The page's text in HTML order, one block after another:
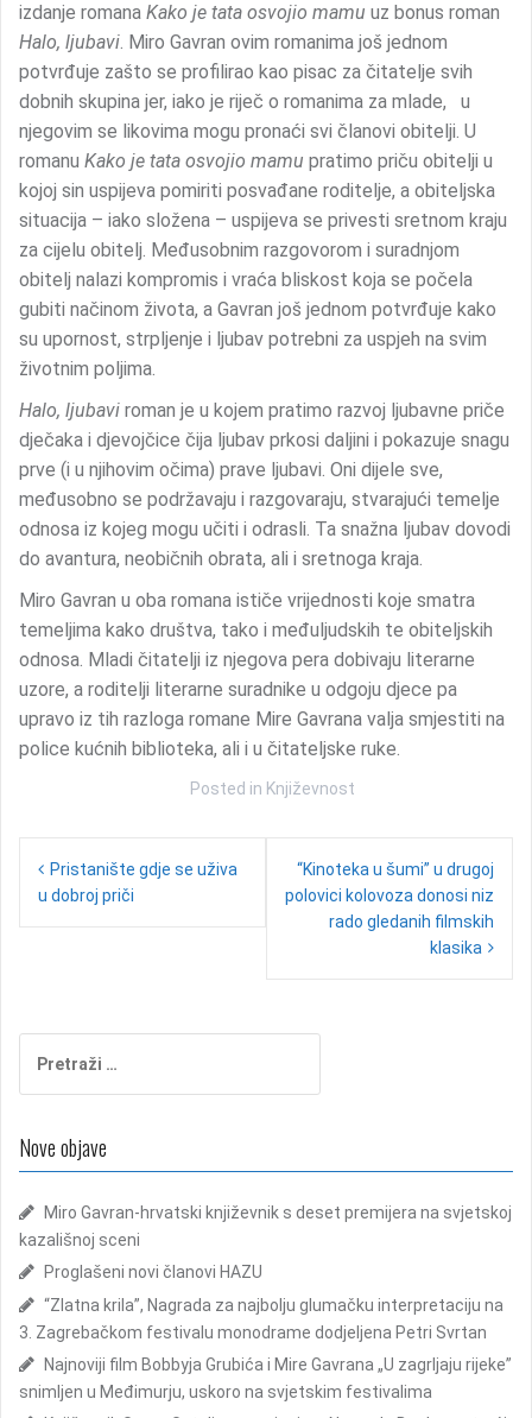
izdanje romana Kako je tata osvojio mamu uz bonus roman
Halo, ljubavi. Miro Gavran ovim romanima još jednom
potvrđuje zašto se profilirao kao pisac za čitatelje svih
dobnih skupina jer, iako je riječ o romanima za mlade, u
njegovim se likovima mogu pronaći svi članovi obitelji. U
romanu Kako je tata osvojio mamu pratimo priču obitelji u
kojoj sin uspijeva pomiriti posvađane roditelje, a obiteljska
situacija – iako složena – uspijeva se privesti sretnom kraju
za cijelu obitelj. Međusobnim razgovorom i suradnjom
obitelj nalazi kompromis i vraća bliskost koja se počela
gubiti načinom života, a Gavran još jednom potvrđuje kako
su upornost, strpljenje i ljubav potrebni za uspjeh na svim
životnim poljima.
Halo, ljubavi roman je u kojem pratimo razvoj ljubavne priče
dječaka i djevojčice čija ljubav prkosi daljini i pokazuje snagu
prve (i u njihovim očima) prave ljubavi. Oni dijele sve,
međusobno se podržavaju i razgovaraju, stvarajući temelje
odnosa iz kojeg mogu učiti i odrasli. Ta snažna ljubav dovodi
do avantura, neobičnih obrata, ali i sretnoga kraja.
Miro Gavran u oba romana ističe vrijednosti koje smatra
temeljima kako društva, tako i međuljudskih te obiteljskih
odnosa. Mladi čitatelji iz njegova pera dobivaju literarne
uzore, a roditelji literarne suradnike u odgoju djece pa
upravo iz tih razloga romane Mire Gavrana valja smjestiti na
police kućnih biblioteka, ali i u čitateljske ruke.
Posted in Književnost
g
i
j
a
o
b
j
a
Pristanište gdje se uživa
u dobroj priči
“Kinoteka u šumi” u drugoj
polovici kolovoza donosi niz
rado gledanih filmskih
klasika
e
r
a
ž
i
Nove objave
Miro Gavran-hrvatski književnik s deset premijera na svjetskoj
kazališnoj sceni
Proglašeni novi članovi HAZU
“Zlatna krila”, Nagrada za najbolju glumačku interpretaciju na
3. Zagrebačkom festivalu monodrame dodjeljena Petri Svrtan
Najnoviji film Bobbyja Grubića i Mire Gavrana „U zagrljaju rijeke”
snimljen u Međimurju, uskoro na svjetskim festivalima